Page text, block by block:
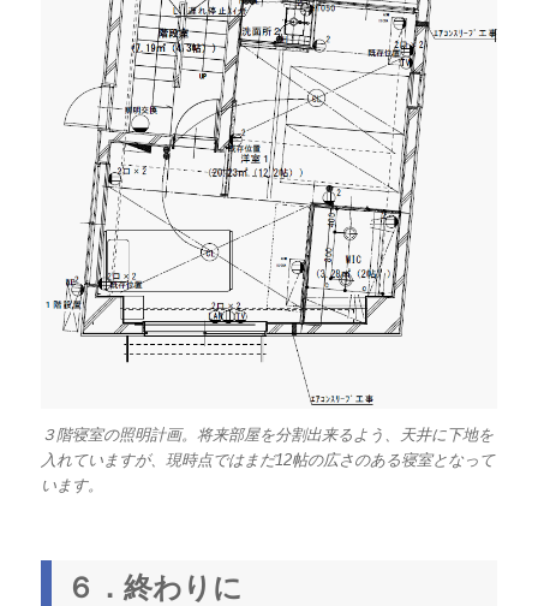
３階寝室の照明計画。将来部屋を分割出来るよう、天井に下地を
入れていますが、現時点ではまだ12帖の広さのある寝室となって
います。
６．終わりに